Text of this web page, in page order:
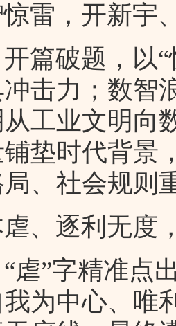
雷，开新宇
篇破题，以“
击力；数智
从工业文明向
垫时代背景
、社会规则
、逐利无度
虐”字精准点
为中心、唯